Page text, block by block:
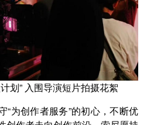
划” 入围导演短片拍摄花絮
“为创作者服务”的初心，不断优